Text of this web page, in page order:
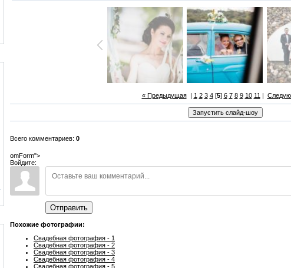
« Предыдущая| 1 2 3 4[5] 6 7 8 9 10 11 |
Всего комментариев: 0
omForm">
Войдите:
Отправить
Похожие фотографии:
Свадебная фотография - 1
Свадебная фотография - 2
Свадебная фотография - 3
Свадебная фотография - 4
Свадебная фотография - 5